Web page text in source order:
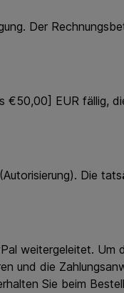
Der
EUR fällig,
Die
weitergeleitet. Um
und die
Sie beim